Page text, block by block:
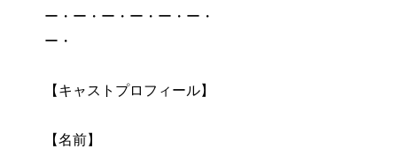
ー・ー・ー・ー・ー・ー・
ー・
【キャストプロフィール】
【名前】